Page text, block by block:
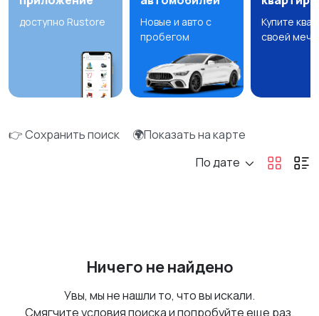
доступно Rustore
Новые и авто с
пробегом
Купите
своей
👉 Сохранить поиск
🌍Показать на карте
По дате
Ничего не найдено
Увы, мы не нашли то, что вы искали.
Смягчите условия поиска и попробуйте еще раз.